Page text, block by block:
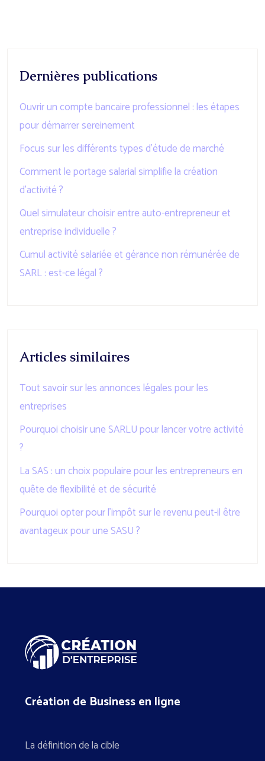
Dernières publications
Ouvrir un compte bancaire professionnel : les étapes
pour démarrer sereinement
Focus sur les différents types d’étude de marché
Comment le portage salarial simplifie la création
d’activité ?
Quel simulateur choisir entre auto-entrepreneur et
entreprise individuelle ?
Cumul activité salariée et gérance non rémunérée de
SARL : est-ce légal ?
Articles similaires
Tout savoir sur les annonces légales pour les
entreprises
Pourquoi choisir une SARLU pour lancer votre activité
?
La SAS : un choix populaire pour les entrepreneurs en
quête de flexibilité et de sécurité
Pourquoi opter pour l’impôt sur le revenu peut-il être
avantageux pour une SASU ?
Création de Business en ligne
La définition de la cible